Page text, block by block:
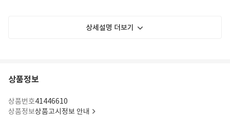
상세설명 더보기
상품정보
상품번호41446610
상품정보상품고시정보 안내